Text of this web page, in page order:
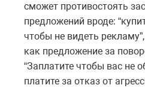
сможет противостоять
предложений вроде:
чтобы не видеть
как предложение за
“Заплатите чтобы вас не
платите за отказ от